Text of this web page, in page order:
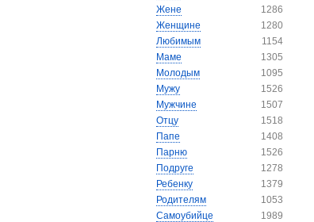
Жене
1286
Женщине
1280
Любимым
1154
Маме
1305
Молодым
1095
Мужу
1526
Мужчине
1507
Отцу
1518
Папе
1408
Парню
1526
Подруге
1278
Ребенку
1379
Родителям
1053
Самоубийце
1989